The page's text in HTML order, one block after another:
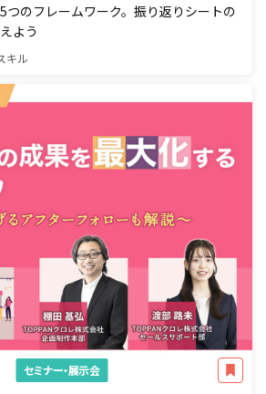
つのフレームワーク。振り返りシートの
よう
キル
セミナー・展示会